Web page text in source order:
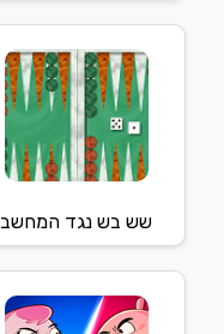
שש בש נגד המחשב